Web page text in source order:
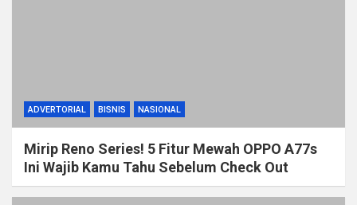
ADVERTORIAL BISNIS NASIONAL
Mirip Reno Series! 5 Fitur Mewah OPPO A77s
Ini Wajib Kamu Tahu Sebelum Check Out